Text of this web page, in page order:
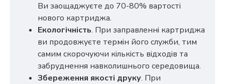
Ви заощаджуєте до 70-80% вартості
нового картриджа.
Екологічність. При заправленні картриджа
ви продовжуєте термін його служби, тим
самим скорочуючи кількість відходів та
забруднення навколишнього середовища.
Збереження якості друку. При